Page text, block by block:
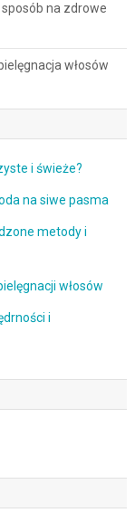
na zdrowe
włosów
i świeże?
na siwe pasma
metody i
włosów
i